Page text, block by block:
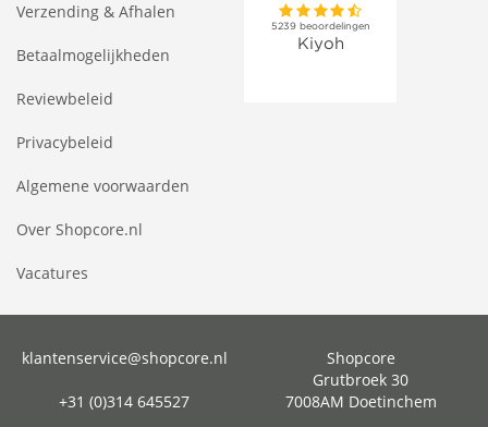
Verzending & Afhalen
Betaalmogelijkheden
Reviewbeleid
Privacybeleid
Algemene voorwaarden
Over Shopcore.nl
Vacatures
klantenservice@shopcore.nl
+31 (0)314 645527
Shopcore
Grutbroek 30
7008AM Doetinchem